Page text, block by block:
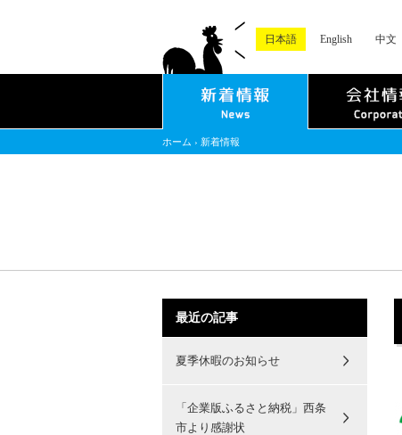
日本語 English 中文
ホーム › 新着情報
最近の記事
夏季休暇のお知らせ
「企業版ふるさと納税」西条
市より感謝状